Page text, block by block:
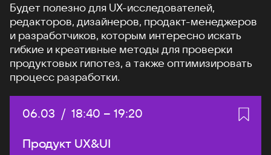
Будет полезно для UX-исследователей,
редакторов, дизайнеров, продакт-менеджеров
и разработчиков, которым интересно искать
гибкие и креативные методы для проверки
продуктовых гипотез, а также оптимизировать
процесс разработки.
Дата:
06.03 / Начало:
18:40 – Конец:
19:20
Продукт UX&UI